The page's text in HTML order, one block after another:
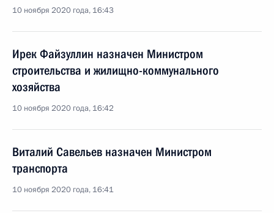
10 ноября 2020 года, 16:43
Ирек Файзуллин назначен Министром
строительства и жилищно-коммунального
хозяйства
10 ноября 2020 года, 16:42
Виталий Савельев назначен Министром
транспорта
10 ноября 2020 года, 16:41